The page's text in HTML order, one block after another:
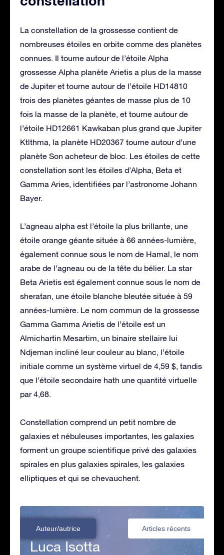
La constellation de la grossesse contient de
nombreuses étoiles en orbite comme des planètes
connues. Il tourne autour de l’étoile Alpha
grossesse Alpha planète Arietis a plus de la masse
de Jupiter et tourne autour de l’étoile HD14810
trois des planètes géantes de masse plus de 10
fois la masse de la planète, et tourne autour de
l’étoile HD12661 Kawkaban plus grand que Jupiter
Ktlthma, la planète HD20367 tourne autour d’une
planète Son acheteur de bloc. Les étoiles de cette
constellation sont les étoiles d’Alpha, Beta et
Gamma Aries, identifiées par l’astronome Johann
Bayer.
L’agneau alpha est l’étoile la plus brillante, une
étoile orange géante située à 66 années-lumière,
également connue sous le nom de Hamal, le nom
arabe de l’agneau ou de la tête du bélier. La star
Beta Arietis est également connue sous le nom de
sheratan, une étoile blanche bleutée située à 59
années-lumière. Le nom commun de la grossesse
Gamma Gamma Arietis de l’étoile est un
Almichartin Mesartim, un binaire stellaire lui
Ndjeman incliné leur couleur au blanc, l’étoile
initiale comme un système virtuel de 4,59 $, tandis
que l’étoile secondaire hath une quantité virtuelle
par 4,68.
Constellation comprend un petit nombre de
galaxies et nébuleuses importantes, les galaxies
forment un groupe scientifique privé des galaxies
spirales en plus galaxies spirales, les galaxies
elliptiques et qui se chevauchent.
Auteur/autrice Articles récents
Luca Isotta